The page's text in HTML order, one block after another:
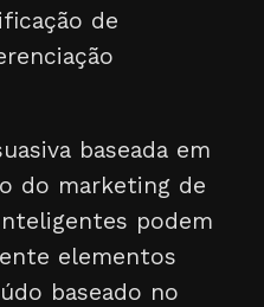
de
baseada em
do marketing de
podem
elementos
baseado no